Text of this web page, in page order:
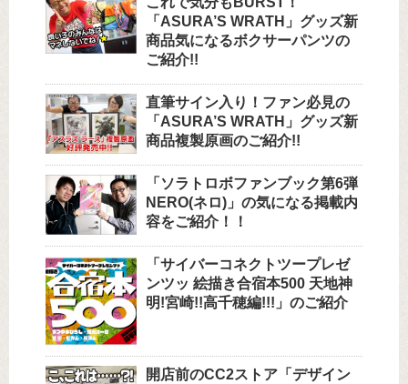
「ASURA’S WRATH」グッズ新
商品気になるボクサーパンツの
ご紹介!!
直筆サイン入り！ファン必見の
「ASURA’S WRATH」グッズ新
商品複製原画のご紹介!!
「ソラトロボファンブック第6弾
NERO(ネロ)」の気になる掲載内
容をご紹介！！
「サイバーコネクトツープレゼ
ンツッ 絵描き合宿本500 天地神
明!宮崎!!高千穂編!!!」のご紹介
開店前のCC2ストア「デザイン